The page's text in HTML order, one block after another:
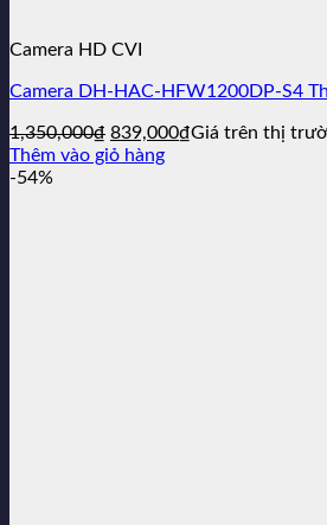
Camera HD CVI
Camera DH-HAC-HFW1200DP-S4
1,350,000₫ Giá
gốc
839,000₫Giá
Giá trên thị
Thêm vào giỏ hàng
-54%